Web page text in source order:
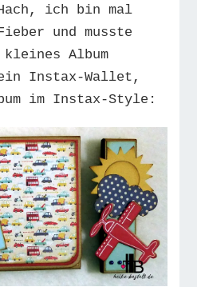
ich bin mal
und musste
Album
Instax-Wallet,
im Instax-Style: